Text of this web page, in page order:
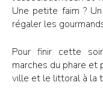
Une petite faim ?
régaler les
Pour finir cette
marches du phare et
ville et le littoral à la